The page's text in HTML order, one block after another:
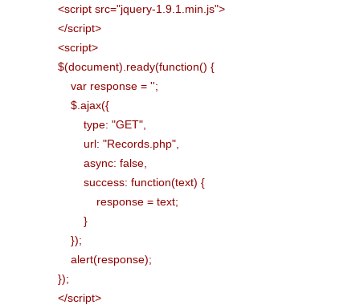
<script src="jquery-1.9.1.min.js">
</script>
<script>
$(document).ready(function() {
var response = '';
$.ajax({
type: "GET",
url: "Records.php",
async: false,
success: function(text) {
response = text;
}
});
alert(response);
});
</script>